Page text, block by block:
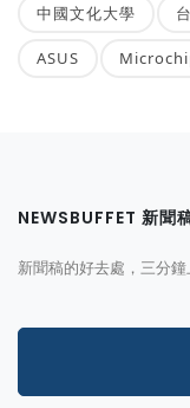
中國文化大學
ASUS
NEWSBUFFET 新聞
新聞稿的好去處，三分